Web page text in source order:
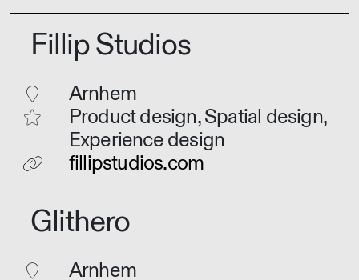
Fillip Studios
Arnhem
Product design, Spatial design,
Experience design
fillipstudios.com
Glithero
Arnhem